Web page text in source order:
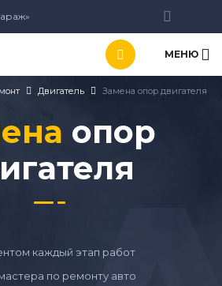
МЕНЮ
Двигатель Замена опор двигателя
опор
каждый этап работ
по ремонту авто